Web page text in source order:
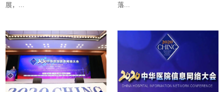
展，...
落...